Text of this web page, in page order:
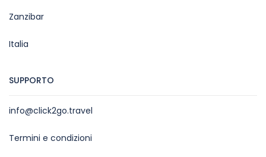
Zanzibar
Italia
SUPPORTO
info@click2go.travel
Termini e condizioni